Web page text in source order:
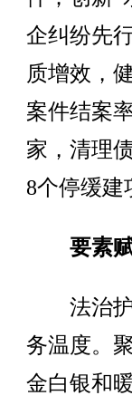
企纠纷先
质增效，
案件结案
家，清理
8个停缓建
要素
法治护
务温度。
金白银和